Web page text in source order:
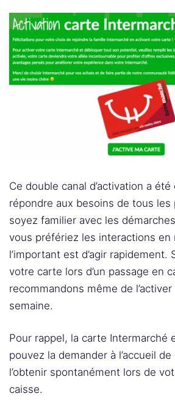
Ce double canal d’activation a
répondre aux besoins de tous les
soyez familier avec les
vous préfériez les interactions en
l’important est d’agir rapidement.
votre carte lors d’un passage en
recommandons même de
semaine.
Pour rappel, la carte Intermarché
pouvez la demander à l’accueil
l’obtenir spontanément lors de
caisse.